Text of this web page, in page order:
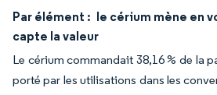
Par élément : le cérium mène en
capte la valeur
Le cérium commandait 38,16 % de la
porté par les utilisations dans les